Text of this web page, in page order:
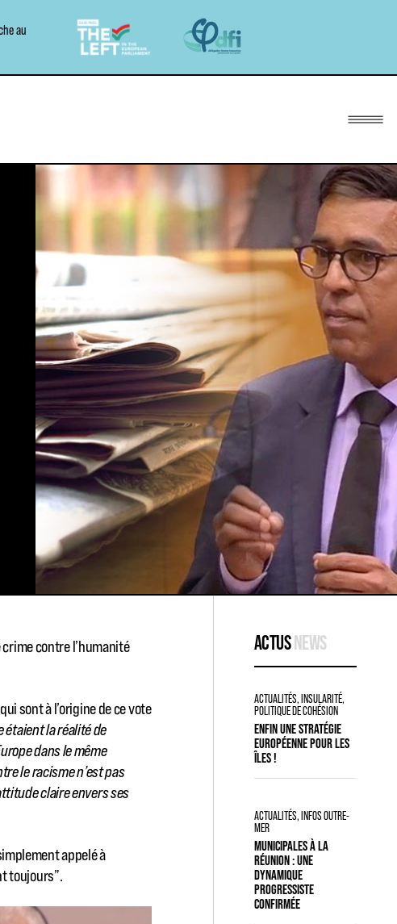
au
contre l’humanité
sont à l’origine de ce vote
étaient la réalité de
dans le même
le racisme n’est pas
claire envers ses
appelé à
toujours”.
ACTUSNEWS
ACTUALITÉS,INSULARITÉ,
POLITIQUE DE COHÉSION
ENFIN UNE STRATÉGIE
EUROPÉENNE POUR LES
ÎLES !
ACTUALITÉS,INFOS OUTRE-
MER
MUNICIPALES À LA
RÉUNION : UNE
DYNAMIQUE
PROGRESSISTE
CONFIRMÉE